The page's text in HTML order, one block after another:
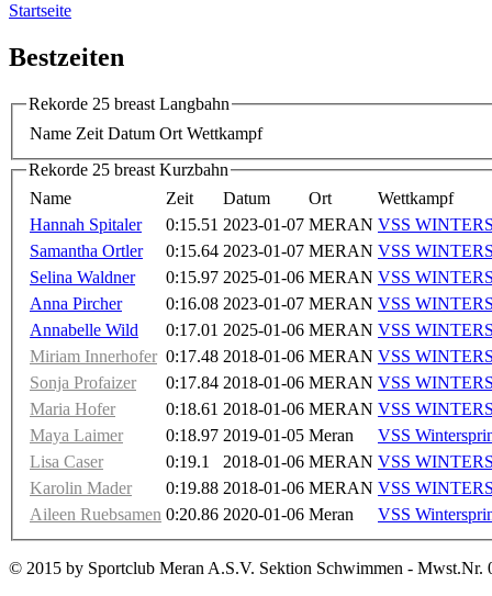
Startseite
Bestzeiten
Rekorde 25 breast Langbahn
Name Zeit Datum Ort Wettkampf
Rekorde 25 breast Kurzbahn
Name
Zeit Datum Ort
Wettkampf
Hannah Spitaler
0:15.51 2023-01-07 MERAN VSS
Samantha Ortler
0:15.64 2023-01-07 MERAN VSS
Selina Waldner
0:15.97 2025-01-06 MERAN VSS
Anna Pircher
0:16.08 2023-01-07 MERAN VSS
Annabelle Wild
0:17.01 2025-01-06 MERAN VSS
Miriam Innerhofer 0:17.48 2018-01-06 MERAN VSS
Sonja Profaizer
0:17.84 2018-01-06 MERAN VSS
Maria Hofer
0:18.61 2018-01-06 MERAN VSS
Maya Laimer
0:18.97 2019-01-05 Meran
VSS
Lisa Caser
0:19.1 2018-01-06 MERAN VSS
Karolin Mader
0:19.88 2018-01-06 MERAN VSS
Aileen Ruebsamen 0:20.86 2020-01-06 Meran VSS
© 2015 by Sportclub Meran A.S.V. Sektion Schwimmen - Mwst.Nr.